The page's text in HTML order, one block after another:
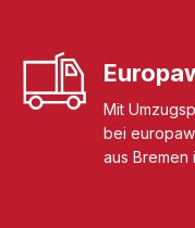
Mit
bei
aus Bremen